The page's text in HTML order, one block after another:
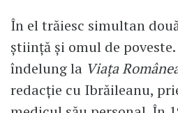
În el trăiesc simultan
știință și omul de
îndelung la Viața
redacție cu Ibrăileanu,